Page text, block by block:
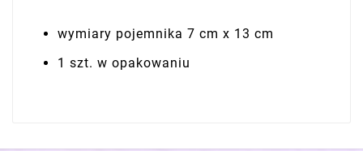
wymiary pojemnika 7 cm x 13 cm
1 szt. w opakowaniu